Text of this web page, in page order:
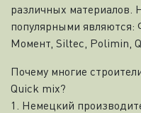
различных материалов.
популярными являются:
Момент, Siltec, Polimin,
Почему многие
Quick mix?
1. Немецкий